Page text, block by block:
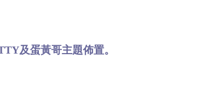
及蛋黃哥主題佈置。